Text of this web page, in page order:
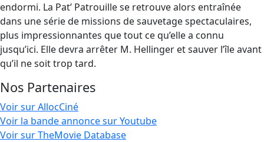
endormi. La Pat’ Patrouille se retrouve alors entraînée
dans une série de missions de sauvetage spectaculaires,
plus impressionnantes que tout ce qu’elle a connu
jusqu’ici. Elle devra arrêter M. Hellinger et sauver l’île avant
qu’il ne soit trop tard.
Nos Partenaires
Voir sur AllocCiné
Voir la bande annonce sur Youtube
Voir sur TheMovie Database